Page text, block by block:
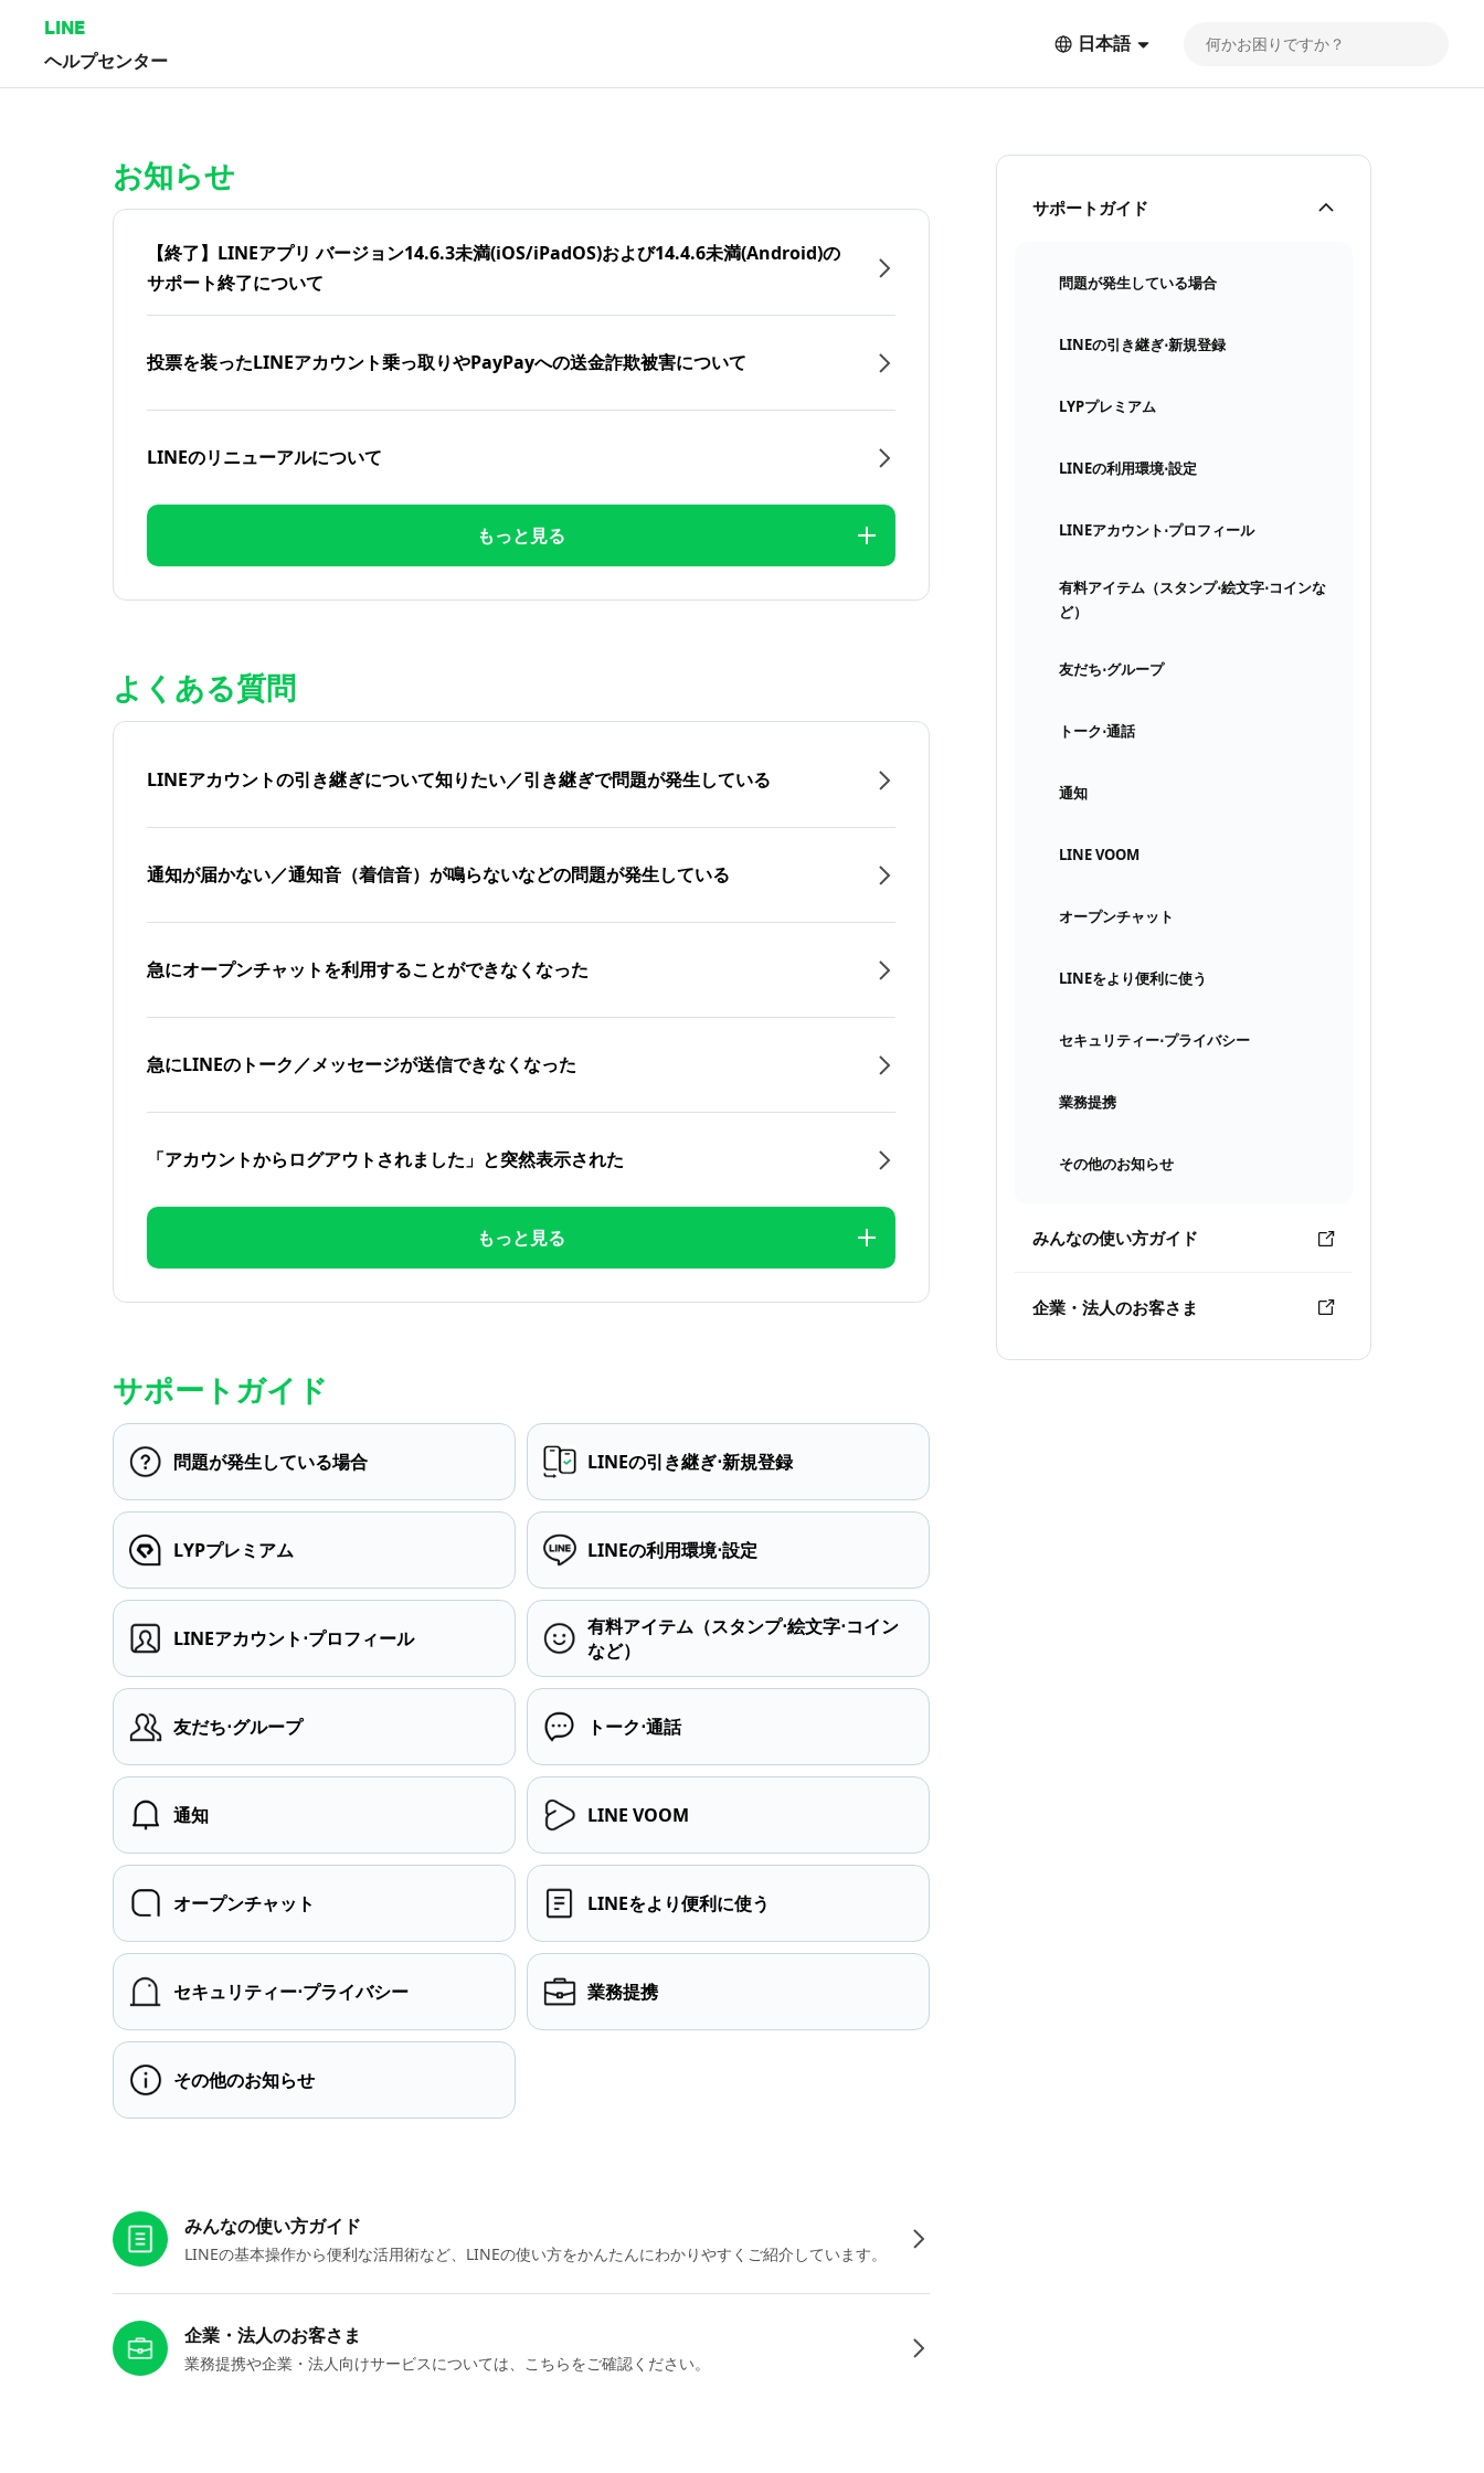
LINE
ヘルプセンター
日本語
サポートガイド
問題が発生している場合
LINEの引き継ぎ⋅新規登録
LYPプレミアム
LINEの利用環境⋅設定
LINEアカウント⋅プロフィール
有料アイテム（スタンプ⋅絵文字⋅コインな
ど）
友だち⋅グループ
トーク⋅通話
通知
LINE VOOM
オープンチャット
LINEをより便利に使う
セキュリティー⋅プライバシー
業務提携
その他のお知らせ
みんなの使い方ガイド
企業・法人のお客さま
お知らせ
【終了】LINEアプリ バージョン14.6.3未満(iOS/iPadOS)および14.4.6未満(Android)の
サポート終了について
投票を装ったLINEアカウント乗っ取りやPayPayへの送金詐欺被害について
LINEのリニューアルについて
もっと見る
よくある質問
LINEアカウントの引き継ぎについて知りたい／引き継ぎで問題が発生している
通知が届かない／通知音（着信音）が鳴らないなどの問題が発生している
急にオープンチャットを利用することができなくなった
急にLINEのトーク／メッセージが送信できなくなった
「アカウントからログアウトされました」と突然表示された
もっと見る
サポートガイド
問題が発生している場合 LINEの引き継ぎ⋅新規登録
LYPプレミアム LINEの利用環境⋅設定
LINEアカウント⋅プロフィール
有料アイテム（スタンプ⋅絵文字⋅コイン
など）
友だち⋅グループ トーク⋅通話
通知 LINE VOOM
オープンチャット LINEをより便利に使う
セキュリティー⋅プライバシー 業務提携
その他のお知らせ
みんなの使い方ガイド
LINEの基本操作から便利な活用術など、LINEの使い方をかんたんにわかりやすくご紹介しています。
企業・法人のお客さま
業務提携や企業・法人向けサービスについては、こちらをご確認ください。